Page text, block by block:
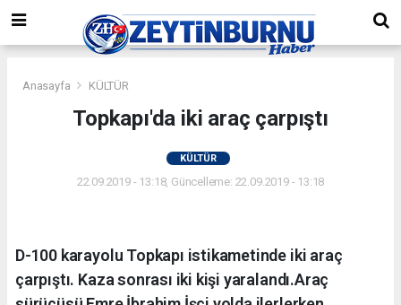
Anasayfa KÜLTÜR
Topkapı'da iki araç çarpıştı
KÜLTÜR
22.09.2019 - 13:18, Güncelleme: 22.09.2019 - 13:18
D-100 karayolu Topkapı istikametinde iki araç
çarpıştı. Kaza sonrası iki kişi yaralandı.Araç